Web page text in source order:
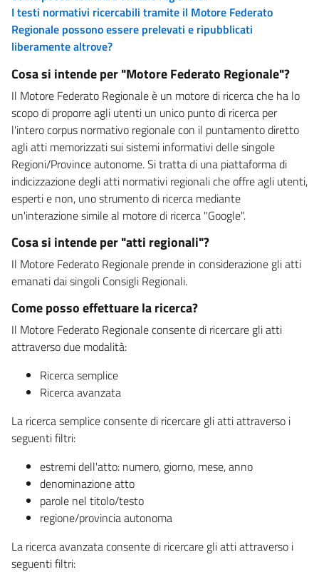
I testi normativi ricercabili tramite il Motore Federato
Regionale possono essere prelevati e ripubblicati
liberamente altrove?
Cosa si intende per "Motore Federato Regionale"?
Il Motore Federato Regionale è un motore di ricerca che ha lo
scopo di proporre agli utenti un unico punto di ricerca per
l'intero corpus normativo regionale con il puntamento diretto
agli atti memorizzati sui sistemi informativi delle singole
Regioni/Province autonome. Si tratta di una piattaforma di
indicizzazione degli atti normativi regionali che offre agli utenti,
esperti e non, uno strumento di ricerca mediante
un'interazione simile al motore di ricerca "Google".
Cosa si intende per "atti regionali"?
Il Motore Federato Regionale prende in considerazione gli atti
emanati dai singoli Consigli Regionali.
Come posso effettuare la ricerca?
Il Motore Federato Regionale consente di ricercare gli atti
attraverso due modalità:
Ricerca semplice
Ricerca avanzata
La ricerca semplice consente di ricercare gli atti attraverso i
seguenti filtri:
estremi dell'atto: numero, giorno, mese, anno
denominazione atto
parole nel titolo/testo
regione/provincia autonoma
La ricerca avanzata consente di ricercare gli atti attraverso i
seguenti filtri: